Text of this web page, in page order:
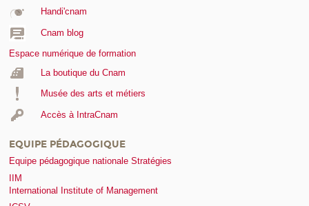
Handi'cnam
Cnam blog
Espace numérique de formation
La boutique du Cnam
Musée des arts et métiers
Accès à IntraCnam
EQUIPE PÉDAGOGIQUE
Equipe pédagogique nationale Stratégies
IIM
International Institute of Management